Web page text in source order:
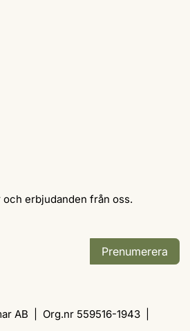
erbjudanden från oss.
Prenumerera
AB | Org.nr 559516-1943 |